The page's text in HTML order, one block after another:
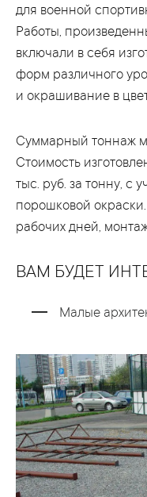
для военной
Работы,
включали в себя
форм различного
и окрашивание в
Суммарный тоннаж
Стоимость
тыс. руб. за тонну, с
порошковой
рабочих дней,
ВАМ БУДЕТ
Малые